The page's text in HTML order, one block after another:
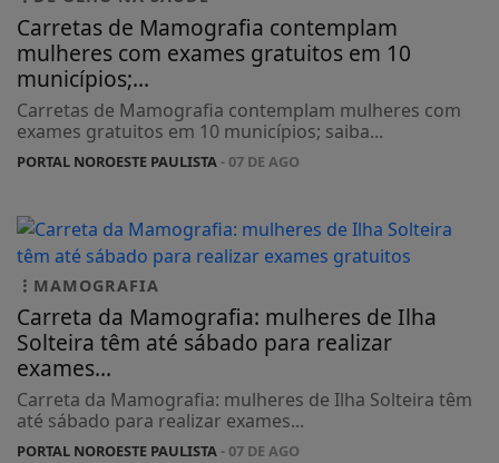
Carretas de Mamografia contemplam
mulheres com exames gratuitos em 10
municípios;...
Carretas de Mamografia contemplam mulheres com
exames gratuitos em 10 municípios; saiba...
PORTAL NOROESTE PAULISTA- 07 DE AGO
MAMOGRAFIA
Carreta da Mamografia: mulheres de Ilha
Solteira têm até sábado para realizar
exames...
Carreta da Mamografia: mulheres de Ilha Solteira têm
até sábado para realizar exames...
PORTAL NOROESTE PAULISTA- 07 DE AGO